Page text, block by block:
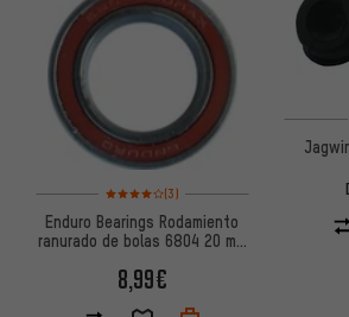
Valoración media: 4 de 5 basada en 3
(3)
Enduro Bearings Rodamiento
ranurado de bolas 6804 20 mm
8,99€